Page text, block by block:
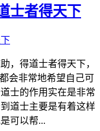
士者得天下
，得道士者得天下，
会非常地希望自己可
士的作用实在是非常
道士主要是有着这样
可以帮...